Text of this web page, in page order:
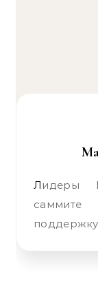
Лидеры Европейского Союза на
саммите